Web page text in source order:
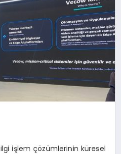
işlem çözümlerinin küresel